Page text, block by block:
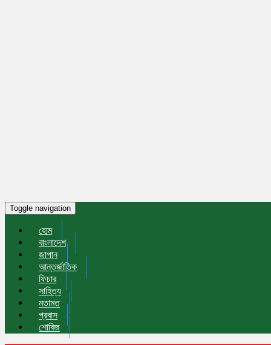
Toggle navigation
হোম
বাংলাদেশ
জাপান
আন্তর্জাতিক
ফিচার
সাহিত্য
মতামত
প্রবাস
শোবিজ